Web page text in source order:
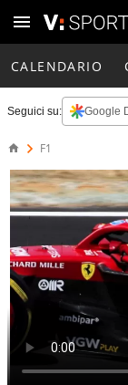
CALENDARIO
Seguici su: Google
F1